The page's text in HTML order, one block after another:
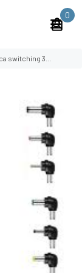
0
3v-12v 1.2a